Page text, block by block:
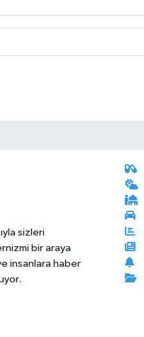
sizleri
bir araya
insanlara haber